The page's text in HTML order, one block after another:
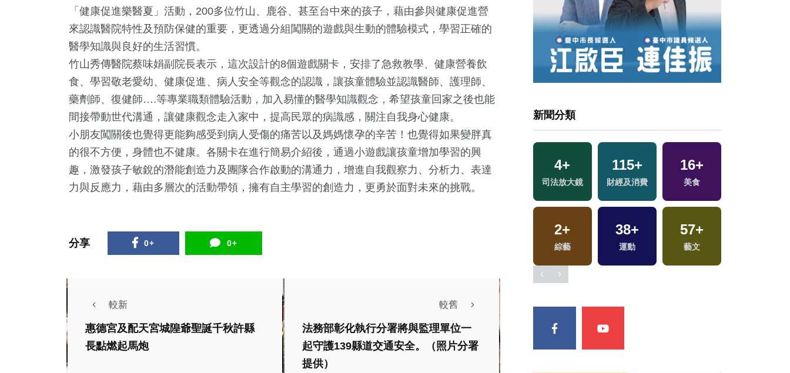
「健康促進樂醫夏」活動，200多位竹山、鹿谷、甚至台中來的孩子，藉由參與健康促進營
來認識醫院特性及預防保健的重要，更透過分組闖關的遊戲與生動的體驗模式，學習正確的
醫學知識與良好的生活習慣。
竹山秀傳醫院蔡味娟副院長表示，這次設計的8個遊戲關卡，安排了急救教學、健康營養飲
食、學習敬老愛幼、健康促進、病人安全等觀念的認識，讓孩童體驗並認識醫師、護理師、
藥劑師、復健師….等專業職類體驗活動，加入易懂的醫學知識觀念，希望孩童回家之後也能
間接帶動世代溝通，讓健康觀念走入家中，提高民眾的病識感，關注自我身心健康。
小朋友闖關後也覺得更能夠感受到病人受傷的痛苦以及媽媽懷孕的辛苦！也覺得如果變胖真
的很不方便，身體也不健康。各關卡在進行簡易介紹後，通過小遊戲讓孩童增加學習的興
趣，激發孩子敏銳的潛能創造力及團隊合作啟動的溝通力，增進自我觀察力、分析力、表達
力與反應力，藉由多層次的活動帶領，擁有自主學習的創造力，更勇於面對未來的挑戰。
分享 0+ 0+
較新
惠德宮及配天宮城隍爺聖誕千秋許縣
長點燃起馬炮
較舊
法務部彰化執行分署將與監理單位一
起守護139縣道交通安全。（照片分署
提供）
新聞分類
+
兩岸藝苑天地
0+
2023金鐘獎
影視
107+
熱門
254+
政治
1+
兩岸佛教文化交
流專區
379+
生活
5+
兩岸道教文化交
流專區
156+
文教
160+
綜合
4+
司法放大鏡
115+
財經及消費
16+
美食
2+
綜藝
38+
運動
57+
藝文